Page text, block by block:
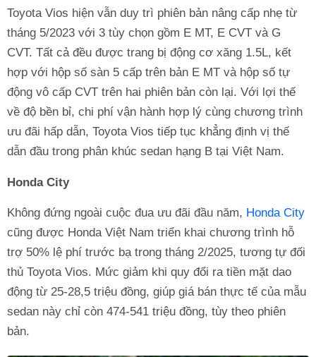
Toyota Vios hiện vẫn duy trì phiên bản nâng cấp nhẹ từ
tháng 5/2023 với 3 tùy chọn gồm E MT, E CVT và G
CVT. Tất cả đều được trang bị động cơ xăng 1.5L, kết
hợp với hộp số sàn 5 cấp trên bản E MT và hộp số tự
động vô cấp CVT trên hai phiên bản còn lại. Với lợi thế
về độ bền bỉ, chi phí vận hành hợp lý cùng chương trình
ưu đãi hấp dẫn, Toyota Vios tiếp tục khẳng định vị thế
dẫn đầu trong phân khúc sedan hạng B tại Việt Nam.
Honda City
Không đứng ngoài cuộc đua ưu đãi đầu năm, Honda City
cũng được Honda Việt Nam triển khai chương trình hỗ
trợ 50% lệ phí trước bạ trong tháng 2/2025, tương tự đối
thủ Toyota Vios. Mức giảm khi quy đổi ra tiền mặt dao
động từ 25-28,5 triệu đồng, giúp giá bán thực tế của mẫu
sedan này chỉ còn 474-541 triệu đồng, tùy theo phiên
bản.